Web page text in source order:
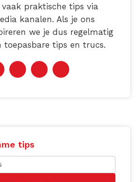
vaak praktische tips via
kanalen. Als je ons
we je dus regelmatig
toepasbare tips en trucs.
tips